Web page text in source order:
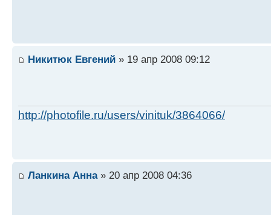
Никитюк Евгений » 19 апр 2008 09:12
http://photofile.ru/users/vinituk/3864066/
Ланкина Анна» 20 апр 2008 04:36